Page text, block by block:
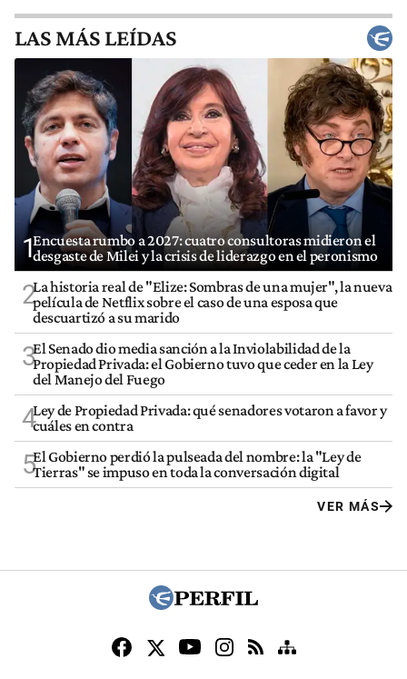
LAS MÁS LEÍDAS
1Encuesta rumbo a 2027: cuatro consultoras midieron el
desgaste de Milei y la crisis de liderazgo en el peronismo
2La historia real de "Elize: Sombras de una mujer", la nueva
película de Netflix sobre el caso de una esposa que
descuartizó a su marido
3El Senado dio media sanción a la Inviolabilidad de la
Propiedad Privada: el Gobierno tuvo que ceder en la Ley
del Manejo del Fuego
4Ley de Propiedad Privada: qué senadores votaron a favor y
cuáles en contra
5El Gobierno perdió la pulseada del nombre: la "Ley de
Tierras" se impuso en toda la conversación digital
VER MÁS